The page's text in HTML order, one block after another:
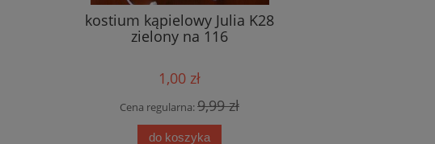
kostium kąpielowy Julia K28
zielony na 116
1,00 zł
Cena regularna:9,99 zł
do koszyka